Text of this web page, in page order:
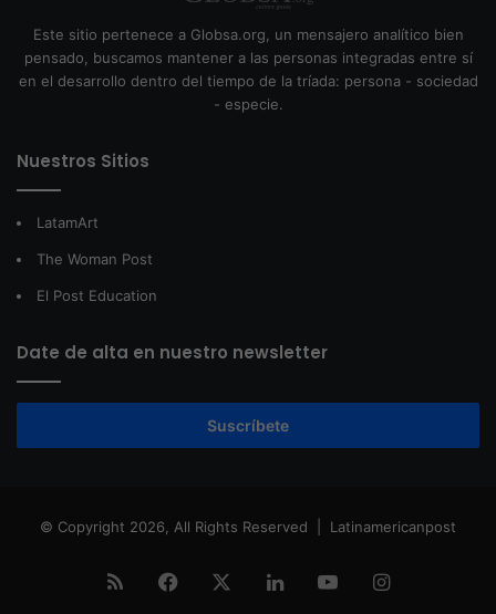
Este sitio pertenece a Globsa.org, un mensajero analítico bien
pensado, buscamos mantener a las personas integradas entre sí
en el desarrollo dentro del tiempo de la tríada: persona - sociedad
- especie.
Nuestros Sitios
LatamArt
The Woman Post
El Post Education
Date de alta en nuestro newsletter
Suscríbete
© Copyright 2026, All Rights Reserved | Latinamericanpost
RSS Facebook LinkedInYouTubeInstagram